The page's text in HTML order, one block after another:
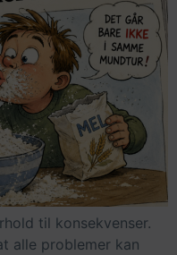
til konsekvenser.
alle problemer kan